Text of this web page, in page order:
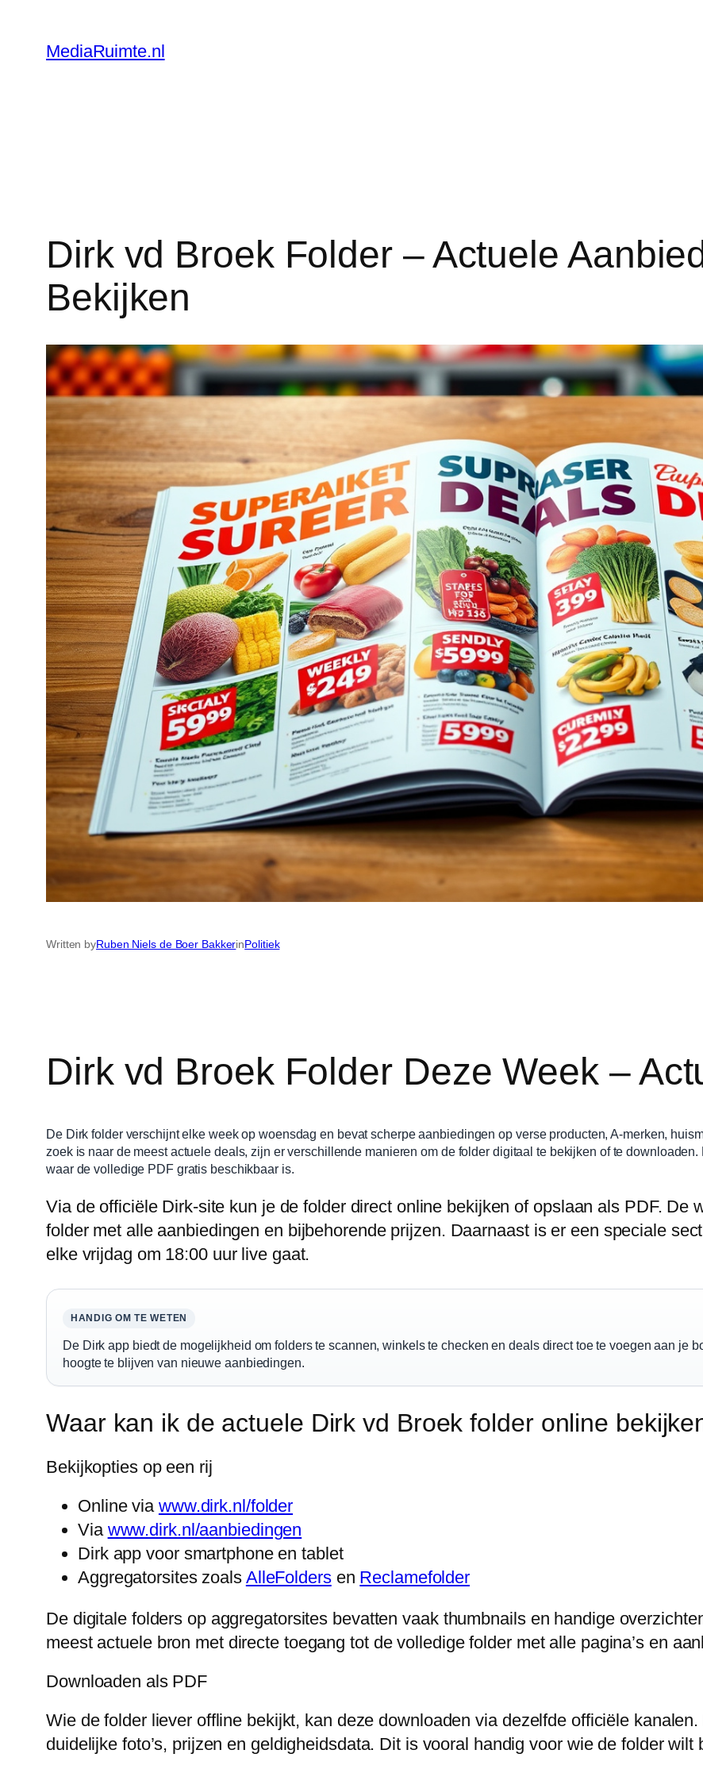
content
MediaRuimte.nl
Dirk vd Broek Folder – Actuele
Bekijken
Written byRuben Niels de Boer BakkerinPolitiek
Dirk vd Broek Folder Deze Week –
De Dirk folder verschijnt elke week op woensdag en bevat scherpe aanbiedingen op verse producten, A-merken,
zoek is naar de meest actuele deals, zijn er verschillende manieren om de folder digitaal te bekijken of te
waar de volledige PDF gratis beschikbaar is.
Via de officiële Dirk-site kun je de folder direct online bekijken of opslaan als PDF. De
folder met alle aanbiedingen en bijbehorende prijzen. Daarnaast is er een speciale
elke vrijdag om 18:00 uur live gaat.
HANDIG OM TE WETEN
De Dirk app biedt de mogelijkheid om folders te scannen, winkels te checken en deals direct toe te voegen aan je
hoogte te blijven van nieuwe aanbiedingen.
Waar kan ik de actuele Dirk vd Broek folder online
Bekijkopties op een rij
Online via www.dirk.nl/folder
Via www.dirk.nl/aanbiedingen
Dirk app voor smartphone en tablet
Aggregatorsites zoals AlleFoldersen Reclamefolder
De digitale folders op aggregatorsites bevatten vaak thumbnails en handige
meest actuele bron met directe toegang tot de volledige folder met alle pagina’s en
Downloaden als PDF
Wie de folder liever offline bekijkt, kan deze downloaden via dezelfde officiële
duidelijke foto’s, prijzen en geldigheidsdata. Dit is vooral handig voor wie de folder wilt